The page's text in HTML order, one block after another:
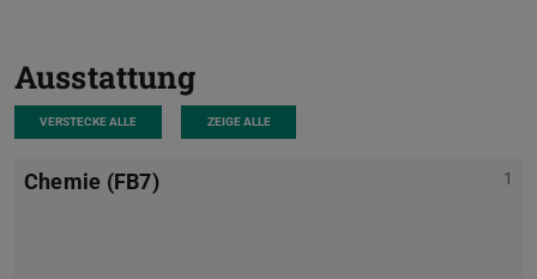
Ausstattung
VERSTECKE ALLE ZEIGE ALLE
1
Chemie (FB7)